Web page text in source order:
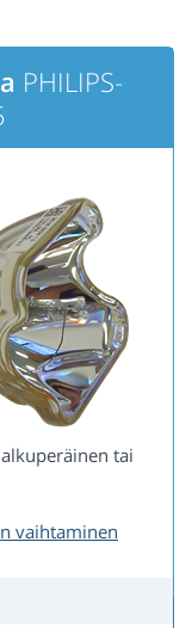
PHILIPS-
tai
vaihtaminen